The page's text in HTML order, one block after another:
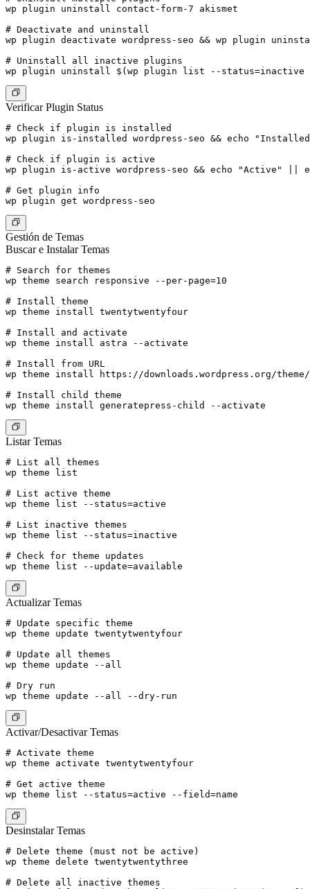
wp plugin uninstall contact-form-7 akismet
# Deactivate and uninstall
wp plugin deactivate wordpress-seo && wp plugin
# Uninstall all inactive plugins
Verificar Plugin Status
# Check if plugin is installed
wp plugin is-installed wordpress-seo && echo
# Check if plugin is active
wp plugin is-active wordpress-seo && echo "Active" ||
# Get plugin info
Gestión de Temas
Buscar e Instalar Temas
# Search for themes
wp theme search responsive --per-page=10
# Install theme
wp theme install twentytwentyfour
# Install and activate
wp theme install astra --activate
# Install from URL
wp theme install https://downloads.wordpress.org/
# Install child theme
Listar Temas
# List all themes
wp theme list
# List active theme
wp theme list --status=active
# List inactive themes
wp theme list --status=inactive
# Check for theme updates
Actualizar Temas
# Update specific theme
wp theme update twentytwentyfour
# Update all themes
wp theme update --all
# Dry run
Activar/Desactivar Temas
# Activate theme
wp theme activate twentytwentyfour
# Get active theme
Desinstalar Temas
# Delete theme (must not be active)
wp theme delete twentytwentythree
# Delete all inactive themes